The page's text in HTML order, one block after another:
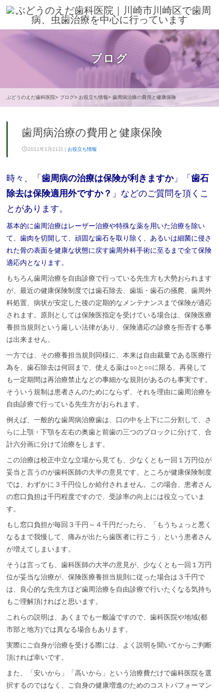
ブログ
ぶどうのえだ歯科医院 ブログ お役立ち情報 歯周病治療の費用と健康保険
2011年1月21日 | お役立ち情報2
1
年
4
ぶ
の
え
だ
院
歯周病治療の費用と健康保険
時々、「歯周病の治療は保険が利きますか」「歯石
除去は保険適用外ですか？ 」などのご質問を頂くこ
とがあります。
基本的に歯周治療はレーザー治療や特殊な薬を用いた治療を除い
て、歯肉を切開して、頑固な歯石を取り除く、あるいは細菌に侵さ
れた骨の表面を健康な状態に戻す歯周外科手術に至るまで全て保険
適応内となります。
もちろん歯周治療を自由診療で行っている先生方も大勢おられます
が、最近の健康保険制度では歯石除去、歯垢・歯石の掻爬、歯周外
科処置、病状が安定した後の定期的なメンテナンスまで保険が適応
されます。原則としては保険医指定を受けている場合は、保険医療
養担当規則という厳しい法律があり、保険適応の診療を拒否する事
は出来ません。
一方では、その療養担当規則同様に、本来は自由裁量である医療行
為を、歯石除去は何回まで、使える薬は○○と○○に限る、再発して
も一定期間は再治療禁止などの事細かな規則があるのも事実です。
そういう規制は患者さんのためにならず、それを理由に歯周治療を
自由診療で行っている先生方がおられます。
例えば、一般的な歯周病治療歯は、口の中を上下に二分割して、さ
らに上顎・下顎を左右の奥歯と前歯の三つのブロックに分けて、合
計六分画に分けて治療をします。
この治療は校正中立な立場から見ても、少なくとも一回１万円位が
妥当と言うのが歯科医師の大半の意見です。ところが健康保険制度
では、わずかに３千円位しか給付されません。この場合、患者さん
の窓口負担は千円程度ですので、受診率の向上には役立っていま
す。
もし窓口負担が毎回３千円～４千円だったら、「もうちょっと悪く
なるまで我慢して、痛みが出たら歯医者に行こう」という患者さん
が増えてしまいます。
そうは言っても、歯科医師の大半の意見が、少なくとも一回１万円
位が妥当な治療が、保険医療養担当規則に従った場合は３千円で
は、良心的な先生方ほど歯周治療を自由診療で行いたくなる気持ち
もご理解頂ければと思います。
これらの説明は、あくまでも一般論ですので、歯科医院や地域(都
市部と地方)では異なる場合もあります。
実際にご自身が治療を受ける際には、よく説明を聞いてからご判断
頂ければ幸いです。
また、「安いから」「高いから」という治療費だけで歯科医院を選
択するのではなく、ご自身の健康増進のためのコストパフォーマン